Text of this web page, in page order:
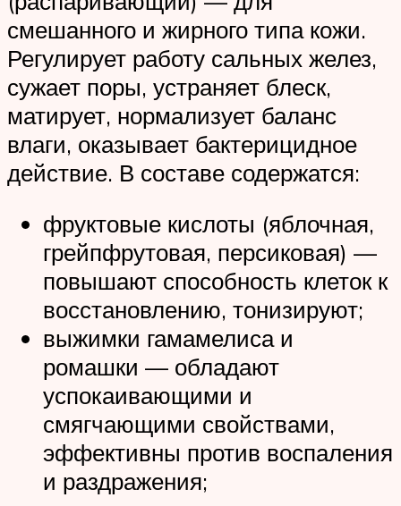
смешанного и жирного типа кожи.
Регулирует работу сальных желез,
сужает поры, устраняет блеск,
матирует, нормализует баланс
влаги, оказывает бактерицидное
действие. В составе содержатся:
фруктовые кислоты (яблочная,
грейпфрутовая, персиковая) —
повышают способность клеток к
восстановлению, тонизируют;
выжимки гамамелиса и
ромашки — обладают
успокаивающими и
смягчающими свойствами,
эффективны против воспаления
и раздражения;